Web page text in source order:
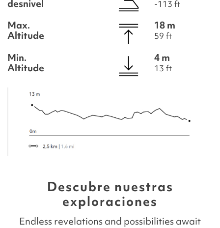
desnivel
-113 ft
Max.
Altitude
18 m
59 ft
Min.
Altitude
4 m
13 ft
Descubre nuestras
exploraciones
Endless revelations and possibilities await